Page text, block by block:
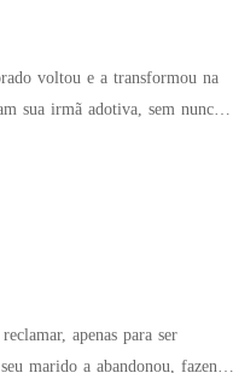
voltou e a transformou na
poderoso abraçou Natalie.
apenas para ser